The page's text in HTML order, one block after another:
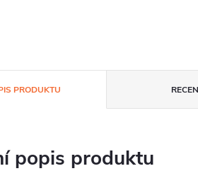
PRODUKTU
popis produktu